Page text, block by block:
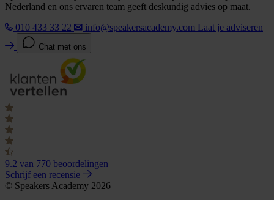
Nederland en ons ervaren team geeft deskundig advies op maat.
010 433 33 22
info@speakersacademy.com Laat je adviseren
Chat met ons
9.2 van 770 beoordelingen
Schrijf een recensie
© Speakers Academy 2026